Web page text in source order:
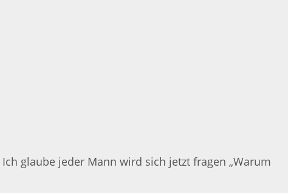
glaube jeder Mann wird sich jetzt fragen „Warum